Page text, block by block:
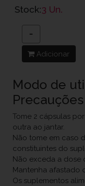
Stock:3 Un.
−
Adicionar
Modo de
Precauções
Tome 2 cápsulas
outra ao jantar.
Não tome em caso
constituintes do
Não exceda a dose
Mantenha afastado
Os suplementos